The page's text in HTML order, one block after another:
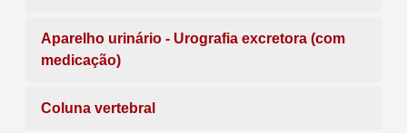
Aparelho urinário - Urografia excretora (com
medicação)
Coluna vertebral